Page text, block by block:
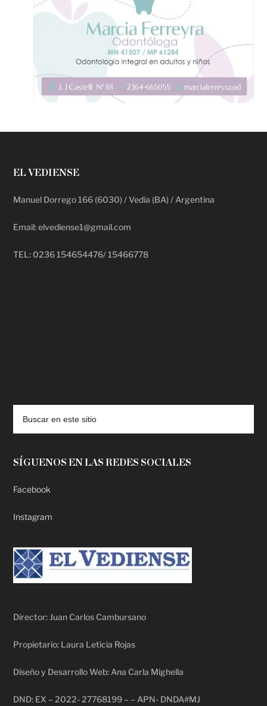
EL VEDIENSE
Manuel Dorrego 166 (6030) / Vedia (BA) / Argentina
Email: elvediense1@gmail.com
TEL: 0236 154654476/ 15466778
SÍGUENOS EN LAS REDES SOCIALES
Facebook
Instagram
Director: Juan Carlos Cambursano
Propietario: Laura Leticia Rojas
Diseño y Desarrollo Web: Ana Carla Mighella
DND: EX – 2022- 27768199 – – APN- DNDA#MJ